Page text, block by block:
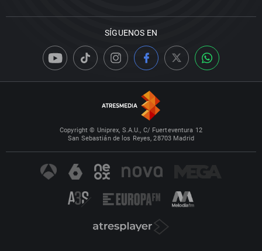
SÍGUENOS EN
Copyright © Uniprex, S.A.U., C/ Fuerteventura 12
San Sebastián de los Reyes, 28703 Madrid